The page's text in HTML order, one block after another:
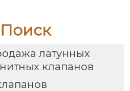
Поиск
латунных
клапанов